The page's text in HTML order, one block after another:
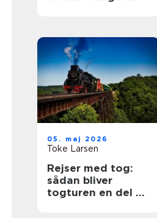
05. maj 2026
Toke Larsen
Rejser med tog:
sådan bliver
togturen en del af